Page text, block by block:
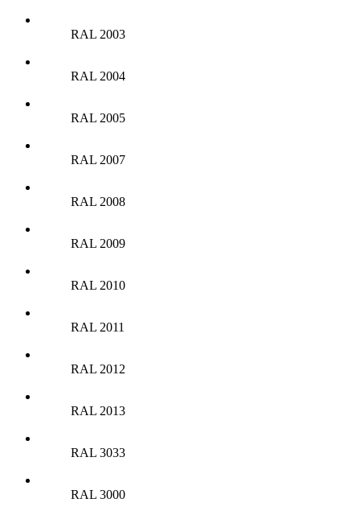
RAL 2003
RAL 2004
RAL 2005
RAL 2007
RAL 2008
RAL 2009
RAL 2010
RAL 2011
RAL 2012
RAL 2013
RAL 3033
RAL 3000